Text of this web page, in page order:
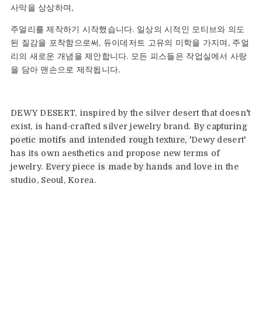
사막을 상상하며,
주얼리를 제작하기 시작했습니다. 일상의 시적인 모티브와 의도
된 질감을 포착함으로써, 듀이데저트 고유의 미학을 가지며, 주얼
리의 새로운 개념을 제안합니다. 모든 피스들은 작업실에서 사랑
을 담아 맨손으로 제작됩니다.
DEWY DESERT, inspired by the silver desert that doesn't
exist, is hand-crafted silver jewelry brand. By capturing
poetic motifs and intended rough texture, 'Dewy desert'
has its own aesthetics and propose new terms of
jewelry. Every piece is made by hands and love in the
studio, Seoul, Korea.